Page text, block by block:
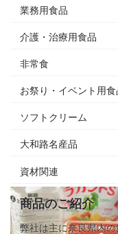
業務用食品
介護・治療用食品
非常食
お祭り・イベント用食
ソフトクリーム
大和路名産品
資材関連
商品のご紹介
弊社は主に奈良県内